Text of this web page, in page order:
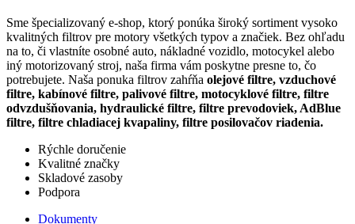
Sme špecializovaný e-shop, ktorý ponúka široký sortiment vysoko
kvalitných filtrov pre motory všetkých typov a značiek. Bez ohľadu
na to, či vlastníte osobné auto, nákladné vozidlo, motocykel alebo
iný motorizovaný stroj, naša firma vám poskytne presne to, čo
potrebujete. Naša ponuka filtrov zahŕňa olejové filtre, vzduchové
filtre, kabínové filtre, palivové filtre, motocyklové filtre, filtre
odvzdušňovania, hydraulické filtre, filtre prevodoviek, AdBlue
filtre, filtre chladiacej kvapaliny, filtre posilovačov riadenia.
Rýchle doručenie
Kvalitné značky
Skladové zasoby
Podpora
Dokumenty